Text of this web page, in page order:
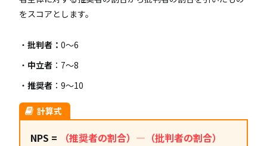
をスコアとします。
批判者： 0～6
中立者 ：7～8
推奨者 ：9～10
計算式
NPS = （推奨者の割合）―（批判者の割合）